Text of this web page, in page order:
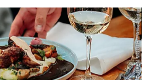
© OPEN MOUTH / Alike Media